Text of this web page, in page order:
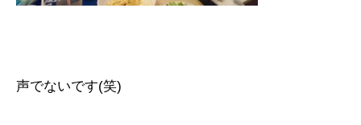
声でないです(笑)